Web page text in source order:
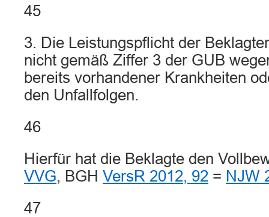
45
3. Die Leistungspflicht der
nicht gemäß Ziffer 3 der GUB
bereits vorhandener Krankheiten
den Unfallfolgen.
46
Hierfür hat die Beklagte den
VVG, BGH VersR 2012, 92 = NJW
47